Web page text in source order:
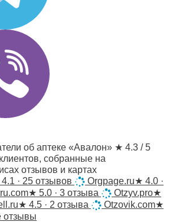
об аптеке «Авалон» ★ 4.3 / 5
собранные на
отзывов и картах
4.1 · 25 отзывов Orgpage.ru★ 4.0 ·
★ 5.0 · 3 отзыва Otzyv.pro★
★ 4.5 · 2 отзыва Otzovik.com★
отзывы